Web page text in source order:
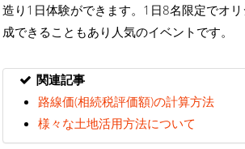
造り1日体験ができます。1日8名限定でオ
成できることもあり人気のイベントです。
関連記事
路線価(相続税評価額)の計算方法
様々な土地活用方法について